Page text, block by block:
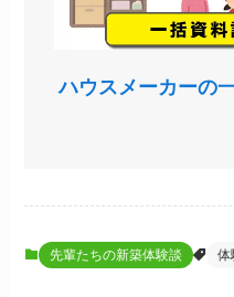
ハウスメーカーの
先輩たちの新築体験談 体